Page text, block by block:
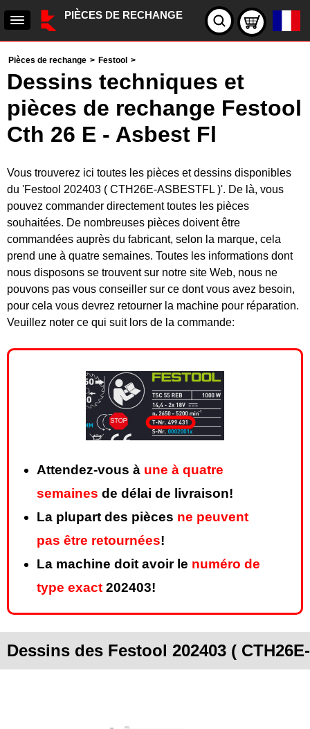
PIÈCES DE RECHANGE
Pièces de rechange > Festool >
Dessins techniques et
pièces de rechange Festool
Cth 26 E - Asbest Fl
Vous trouverez ici toutes les pièces et dessins disponibles
du 'Festool 202403 ( CTH26E-ASBESTFL )'. De là, vous
pouvez commander directement toutes les pièces
souhaitées. De nombreuses pièces doivent être
commandées auprès du fabricant, selon la marque, cela
prend une à quatre semaines. Toutes les informations dont
nous disposons se trouvent sur notre site Web, nous ne
pouvons pas vous conseiller sur ce dont vous avez besoin,
pour cela vous devrez retourner la machine pour réparation.
Veuillez noter ce qui suit lors de la commande:
Attendez-vous à une à quatre
semaines de délai de livraison!
La plupart des pièces ne peuvent
pas être retournées!
La machine doit avoir le numéro de
type exact 202403!
Dessins des Festool 202403 (